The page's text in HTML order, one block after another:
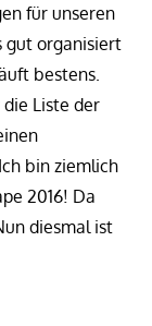
für unseren
gut organisiert
bestens.
Liste der
bin ziemlich
2016! Da
diesmal ist